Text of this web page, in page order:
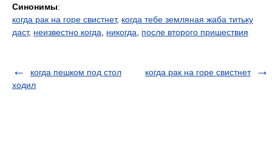
Синонимы:
когда рак на горе свистнет, когда тебе земляная жаба титьку
даст, неизвестно когда никогда после второго пришествия
когда пешком под стол
ходил
когда рак на горе свистнет